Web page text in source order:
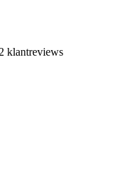
klantreviews